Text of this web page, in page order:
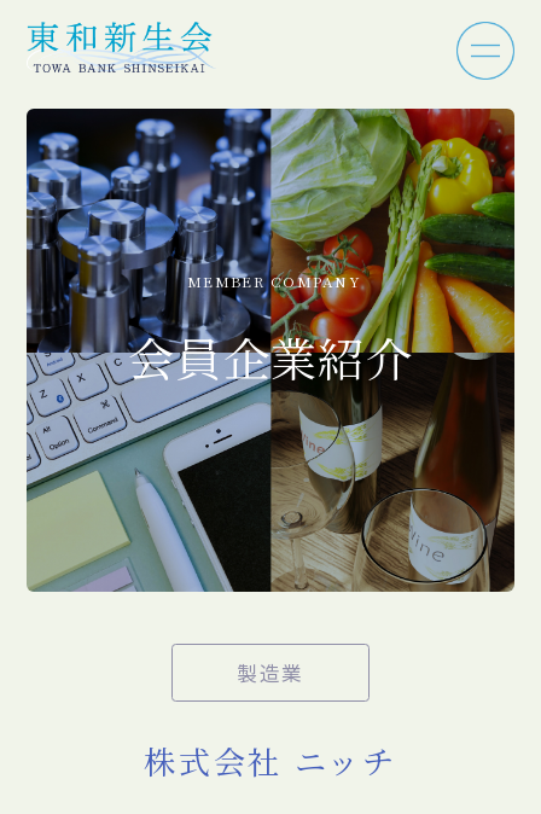
MEMBER COMPANY
会員企業紹介
製造業
株式会社 ニッチ